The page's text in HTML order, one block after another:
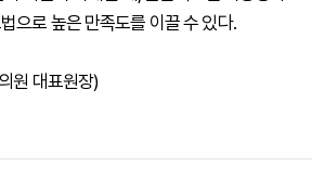
으로 높은 만족도를 이끌 수 있다.
원 대표원장)